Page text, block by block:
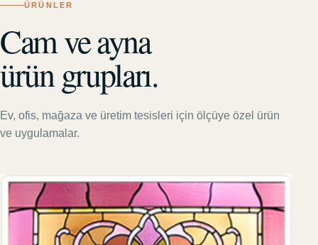
ÜRÜNLER
Cam ve ayna
ürün grupları.
Ev, ofis, mağaza ve üretim tesisleri için ölçüye özel ürün
ve uygulamalar.